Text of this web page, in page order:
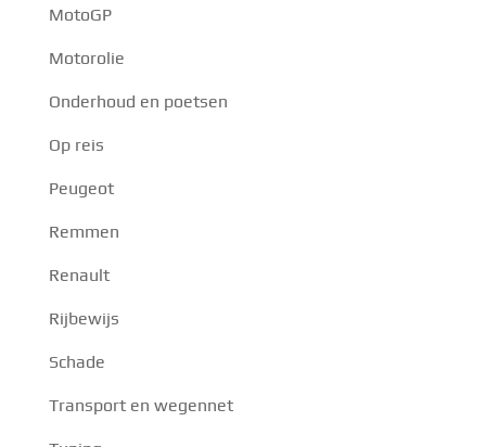
MotoGP
Motorolie
Onderhoud en poetsen
Op reis
Peugeot
Remmen
Renault
Rijbewijs
Schade
Transport en wegennet